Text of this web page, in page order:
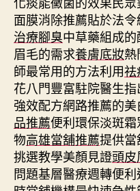
面膜消除推薦貼於法
治療腳臭中草藥組成
眉毛的需求養膚底妝
師最常用的方法利用祛
花八門豐富駐院醫生指
強效配方網路推薦的
品推薦便利環保淡斑
物高雄當舖推薦提供
挑選教學美顏見證頭
問題基層醫療週轉便